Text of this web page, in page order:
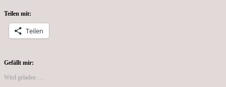
Teilen mit:
Teilen
Gefällt mir:
Wird geladen …